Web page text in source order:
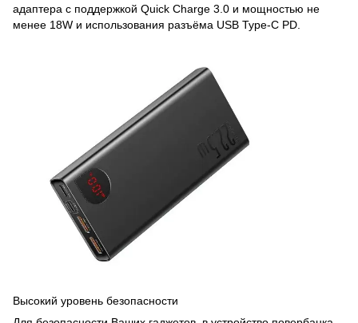
адаптера с поддержкой Quick Charge 3.0 и мощностью не
менее 18W и использования разъёма USB Type-C PD.
Высокий уровень безопасности